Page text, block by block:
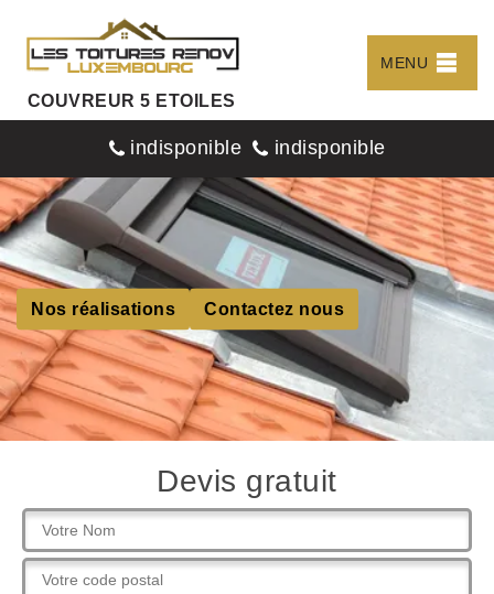
COUVREUR 5 ETOILES
MENU
indisponible indisponible
Nos réalisations Contactez nous
Devis gratuit